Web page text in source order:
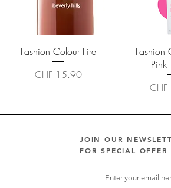
Schnellansicht
Fashion Colour Fire
Preis
CHF 15.90
Fashion
Preis
JOIN OUR
FOR SPECIAL OFFER